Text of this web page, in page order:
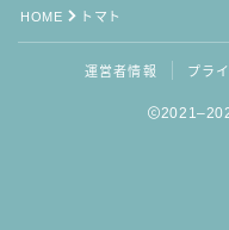
HOME トマト
運営者情報 プラ